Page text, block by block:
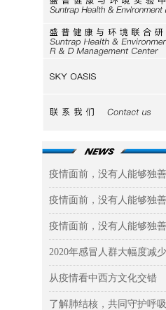
实验中心
研发中心
联系我们
从疫情看中西方文化交错